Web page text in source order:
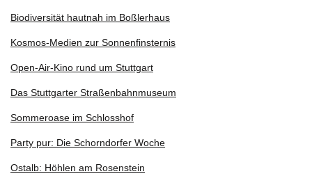
Biodiversität hautnah im Boßlerhaus
Kosmos-Medien zur Sonnenfinsternis
Open-Air-Kino rund um Stuttgart
Das Stuttgarter Straßenbahnmuseum
Sommeroase im Schlosshof
Party pur: Die Schorndorfer Woche
Ostalb: Höhlen am Rosenstein